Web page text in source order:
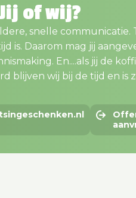
of wij?
snelle communicatie.
is. Daarom mag jij
En....als jij de
blijven wij bij de tijd en is